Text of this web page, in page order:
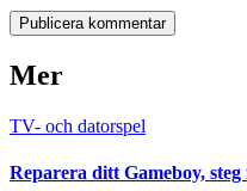
Mer
TV- och datorspel
Reparera ditt Gameboy, steg